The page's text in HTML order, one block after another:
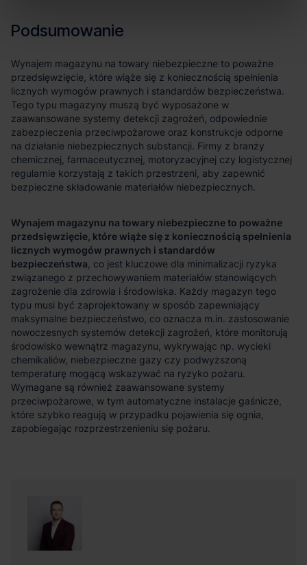
Wynajem magazynu na towary niebezpieczne to poważne
przedsięwzięcie, które wiąże się z koniecznością spełnienia
licznych wymogów prawnych i standardów
bezpieczeństwa